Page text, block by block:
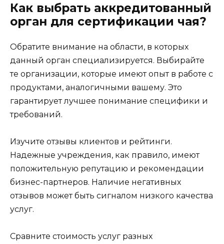
Как выбрать аккредитованный
орган для сертификации чая?
Обратите внимание на области, в которых
данный орган специализируется. Выбирайте
те организации, которые имеют опыт в работе с
продуктами, аналогичными вашему. Это
гарантирует лучшее понимание специфики и
требований.
Изучите отзывы клиентов и рейтинги.
Надежные учреждения, как правило, имеют
положительную репутацию и рекомендации
бизнес-партнеров. Наличие негативных
отзывов может быть сигналом низкого качества
услуг.
Сравните стоимость услуг разных